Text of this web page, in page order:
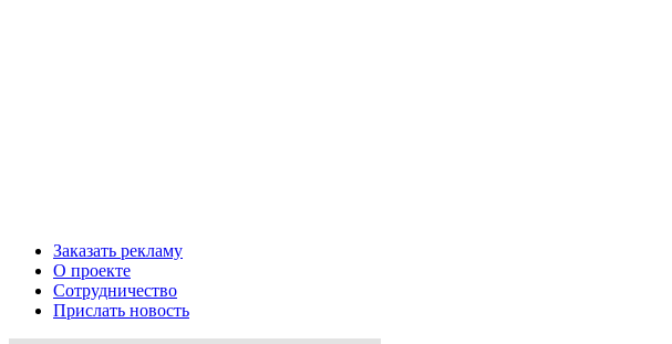
Заказать рекламу
О проекте
Сотрудничество
Прислать новость